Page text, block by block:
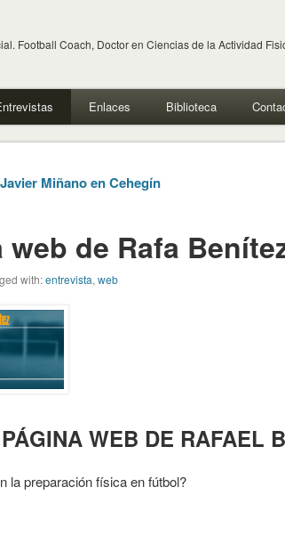
Football Coach, Doctor en Ciencias de la Actividad
Enlaces Biblioteca
Miñano en Cehegín
de Rafa
with:entrevista, web
WEB DE RAFAEL
la preparación física en fútbol?